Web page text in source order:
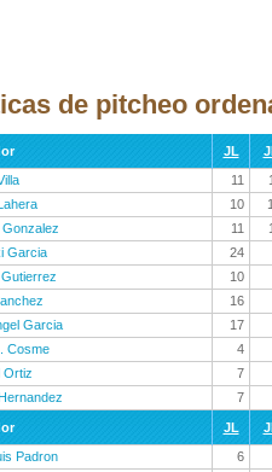
de pitcheo
JL
11
10
Gonzalez 11
Garcia 24
10
16
Garcia 17
Cosme 4
Ortiz 7
7
JL
Padron
6